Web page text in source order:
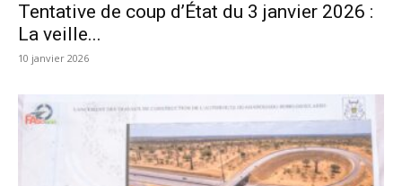
Tentative de coup d’État du 3 janvier 2026 :
La veille...
10 janvier 2026